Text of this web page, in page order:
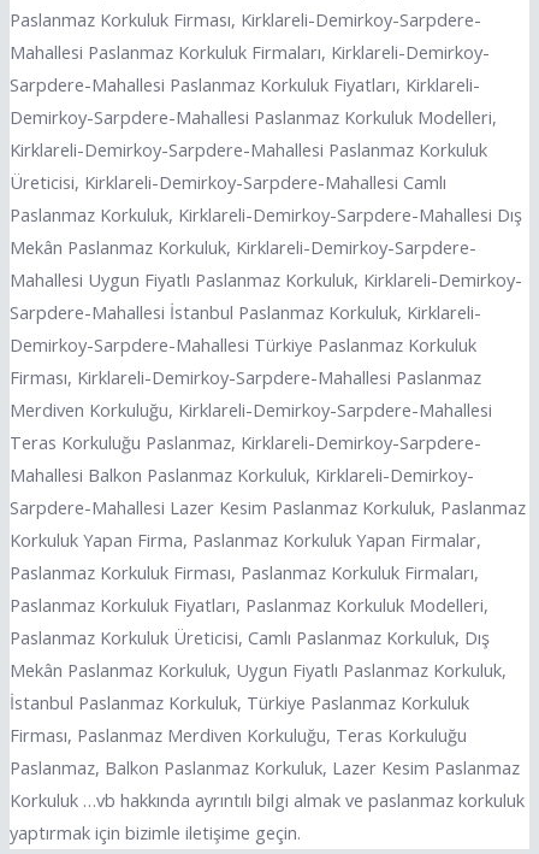
Paslanmaz Korkuluk Firması, Kirklareli-Demirkoy-Sarpdere-
Mahallesi Paslanmaz Korkuluk Firmaları, Kirklareli-Demirkoy-
Sarpdere-Mahallesi Paslanmaz Korkuluk Fiyatları, Kirklareli-
Demirkoy-Sarpdere-Mahallesi Paslanmaz Korkuluk Modelleri,
Kirklareli-Demirkoy-Sarpdere-Mahallesi Paslanmaz Korkuluk
Üreticisi, Kirklareli-Demirkoy-Sarpdere-Mahallesi Camlı
Paslanmaz Korkuluk, Kirklareli-Demirkoy-Sarpdere-Mahallesi Dış
Mekân Paslanmaz Korkuluk, Kirklareli-Demirkoy-Sarpdere-
Mahallesi Uygun Fiyatlı Paslanmaz Korkuluk, Kirklareli-Demirkoy-
Sarpdere-Mahallesi İstanbul Paslanmaz Korkuluk, Kirklareli-
Demirkoy-Sarpdere-Mahallesi Türkiye Paslanmaz Korkuluk
Firması, Kirklareli-Demirkoy-Sarpdere-Mahallesi Paslanmaz
Merdiven Korkuluğu, Kirklareli-Demirkoy-Sarpdere-Mahallesi
Teras Korkuluğu Paslanmaz, Kirklareli-Demirkoy-Sarpdere-
Mahallesi Balkon Paslanmaz Korkuluk, Kirklareli-Demirkoy-
Sarpdere-Mahallesi Lazer Kesim Paslanmaz Korkuluk, Paslanmaz
Korkuluk Yapan Firma, Paslanmaz Korkuluk Yapan Firmalar,
Paslanmaz Korkuluk Firması, Paslanmaz Korkuluk Firmaları,
Paslanmaz Korkuluk Fiyatları, Paslanmaz Korkuluk Modelleri,
Paslanmaz Korkuluk Üreticisi, Camlı Paslanmaz Korkuluk, Dış
Mekân Paslanmaz Korkuluk, Uygun Fiyatlı Paslanmaz Korkuluk,
İstanbul Paslanmaz Korkuluk, Türkiye Paslanmaz Korkuluk
Firması, Paslanmaz Merdiven Korkuluğu, Teras Korkuluğu
Paslanmaz, Balkon Paslanmaz Korkuluk, Lazer Kesim Paslanmaz
Korkuluk …vb hakkında ayrıntılı bilgi almak ve paslanmaz korkuluk
yaptırmak için bizimle iletişime geçin.